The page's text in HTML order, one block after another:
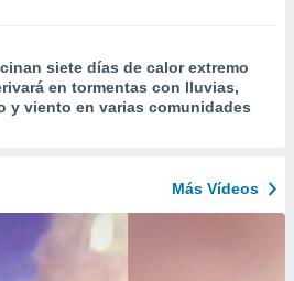
siete días de calor extremo
en tormentas con lluvias,
y viento en varias comunidades
Más Vídeos